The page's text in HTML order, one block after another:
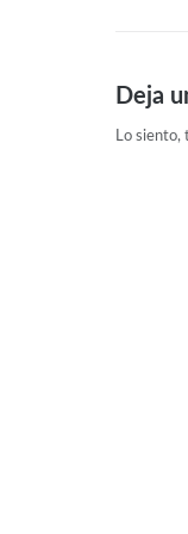
Deja
Lo siento,